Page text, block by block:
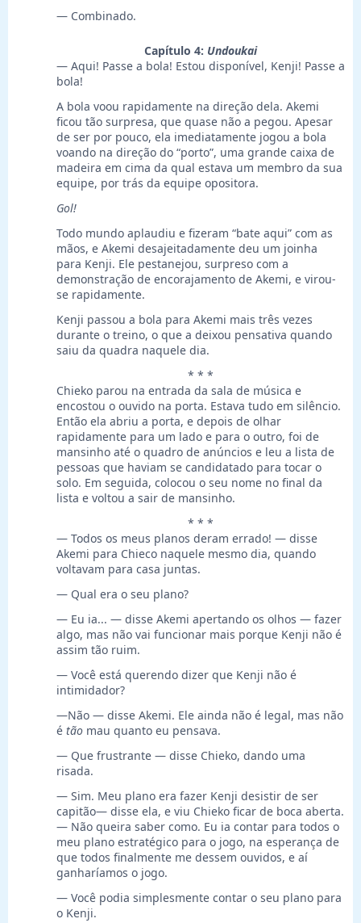
— Combinado.
Capítulo 4: Undoukai
— Aqui! Passe a bola! Estou disponível, Kenji! Passe a
bola!
A bola voou rapidamente na direção dela. Akemi
ficou tão surpresa, que quase não a pegou. Apesar
de ser por pouco, ela imediatamente jogou a bola
voando na direção do “porto”, uma grande caixa de
madeira em cima da qual estava um membro da sua
equipe, por trás da equipe opositora.
Gol!
Todo mundo aplaudiu e fizeram “bate aqui” com as
mãos, e Akemi desajeitadamente deu um joinha
para Kenji. Ele pestanejou, surpreso com a
demonstração de encorajamento de Akemi, e virou-
se rapidamente.
Kenji passou a bola para Akemi mais três vezes
durante o treino, o que a deixou pensativa quando
saiu da quadra naquele dia.
* * *
Chieko parou na entrada da sala de música e
encostou o ouvido na porta. Estava tudo em silêncio.
Então ela abriu a porta, e depois de olhar
rapidamente para um lado e para o outro, foi de
mansinho até o quadro de anúncios e leu a lista de
pessoas que haviam se candidatado para tocar o
solo. Em seguida, colocou o seu nome no final da
lista e voltou a sair de mansinho.
* * *
— Todos os meus planos deram errado! — disse
Akemi para Chieco naquele mesmo dia, quando
voltavam para casa juntas.
— Qual era o seu plano?
— Eu ia... — disse Akemi apertando os olhos — fazer
algo, mas não vai funcionar mais porque Kenji não é
assim tão ruim.
— Você está querendo dizer que Kenji não é
intimidador?
—Não — disse Akemi. Ele ainda não é legal, mas não
é tão mau quanto eu pensava.
— Que frustrante — disse Chieko, dando uma
risada.
— Sim. Meu plano era fazer Kenji desistir de ser
capitão— disse ela, e viu Chieko ficar de boca aberta.
— Não queira saber como. Eu ia contar para todos o
meu plano estratégico para o jogo, na esperança de
que todos finalmente me dessem ouvidos, e aí
ganharíamos o jogo.
— Você podia simplesmente contar o seu plano para
o Kenji.